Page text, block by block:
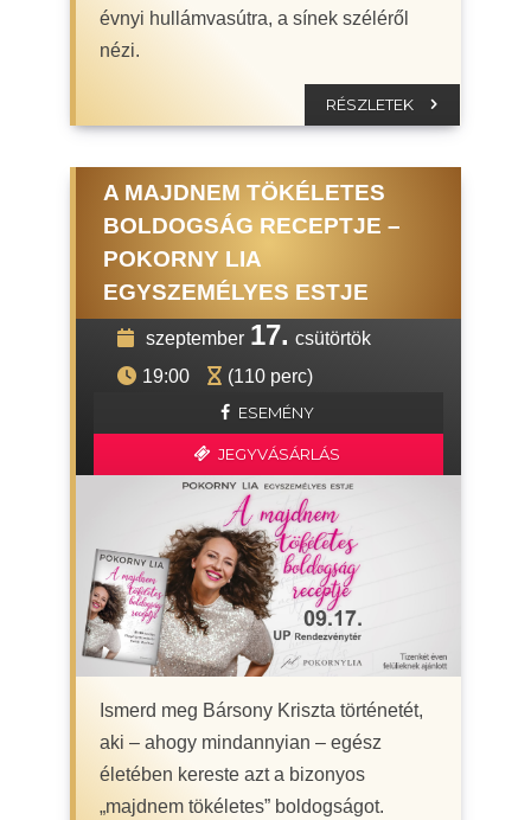
évnyi hullámvasútra, a sínek széléről
nézi.
RÉSZLETEK
A MAJDNEM TÖKÉLETES
BOLDOGSÁG RECEPTJE –
POKORNY LIA
EGYSZEMÉLYES ESTJE
szeptember 17. csütörtök
19:00
(110 perc)
ESEMÉNY
JEGYVÁSÁRLÁS
Ismerd meg Bársony Kriszta történetét,
aki – ahogy mindannyian – egész
életében kereste azt a bizonyos
„majdnem tökéletes” boldogságot.